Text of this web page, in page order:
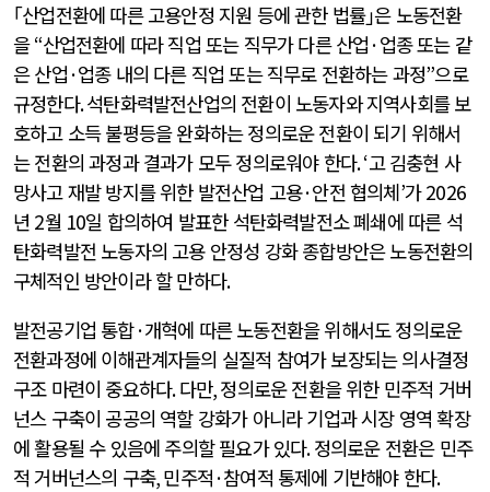
｢산업전환에 따른 고용안정 지원 등에 관한 법률｣은 노동전환
을“산업전환에 따라 직업 또는 직무가 다른 산업 ·업종 또는 같
은 산업 ·업종 내의 다른 직업 또는 직무로 전환하는 과정”으로
규정한다.석탄화력발전산업의 전환이 노동자와 지역사회를 보
호하고 소득 불평등을 완화하는 정의로운 전환이 되기 위해서
는 전환의 과정과 결과가 모두 정의로워야 한다. ‘고 김충현 사
망사고 재발 방지를 위한 발전산업 고용·안전 협의체’가2026
년 2월 10일 합의하여 발표한 석탄화력발전소 폐쇄에 따른 석
탄화력발전 노동자의 고용 안정성 강화 종합방안은 노동전환의
구체적인 방안이라 할 만하다.
발전공기업 통합·개혁에 따른 노동전환을 위해서도 정의로운
전환과정에 이해관계자들의 실질적 참여가 보장되는 의사결정
구조 마련이 중요하다.다만,정의로운 전환을 위한 민주적 거버
넌스 구축이 공공의 역할 강화가 아니라 기업과 시장 영역 확장
에 활용될 수 있음에 주의할 필요가 있다.정의로운 전환은 민주
적 거버넌스의 구축,민주적 ·참여적 통제에 기반해야 한다.